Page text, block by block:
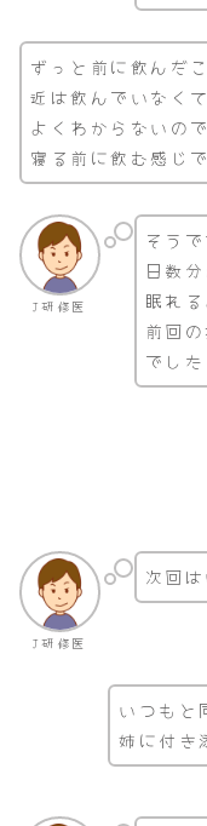
ずっと前に飲んだ
近は飲んでいなくて
よくわからないの
寝る前に飲む感じ
J研修医
そうで
日数
眠れ
前回
でした
J研修医
次回
いつもと
姉に付き